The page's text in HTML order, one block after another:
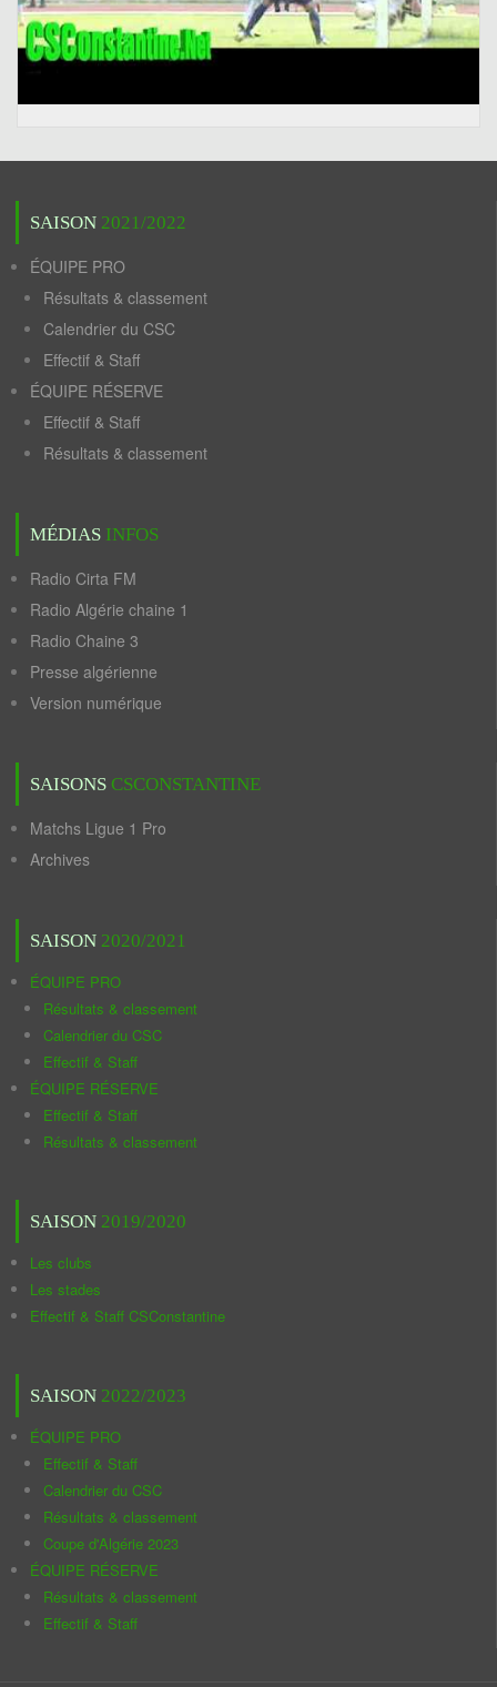
SAISON 2021/2022
ÉQUIPE PRO
Résultats & classement
Calendrier du CSC
Effectif & Staff
ÉQUIPE RÉSERVE
Effectif & Staff
Résultats & classement
MÉDIAS INFOS
Radio Cirta FM
Radio Algérie chaine 1
Radio Chaine 3
Presse algérienne
Version numérique
SAISONS CSCONSTANTINE
Matchs Ligue 1 Pro
Archives
SAISON 2020/2021
ÉQUIPE PRO
Résultats & classement
Calendrier du CSC
Effectif & Staff
ÉQUIPE RÉSERVE
Effectif & Staff
Résultats & classement
SAISON 2019/2020
Les clubs
Les stades
Effectif & Staff CSConstantine
SAISON 2022/2023
ÉQUIPE PRO
Effectif & Staff
Calendrier du CSC
Résultats & classement
Coupe d'Algérie 2023
ÉQUIPE RÉSERVE
Résultats & classement
Effectif & Staff